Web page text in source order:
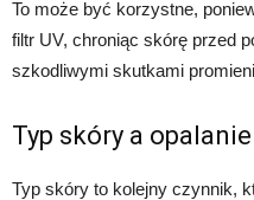
To może być korzystne,
filtr UV, chroniąc skórę przed
szkodliwymi skutkami
Typ skóry a
Typ skóry to kolejny czynnik,